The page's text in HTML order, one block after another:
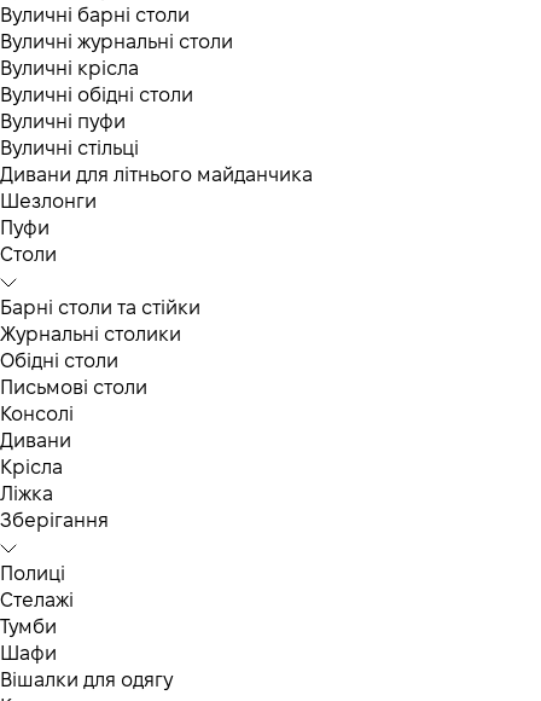
Вуличні барні столи
Вуличні журнальні столи
Вуличні крісла
Вуличні обідні столи
Вуличні пуфи
Вуличні стільці
Дивани для літнього майданчика
Шезлонги
Пуфи
Столи
Барні столи та стійки
Журнальні столики
Обідні столи
Письмові столи
Консолі
Дивани
Крісла
Ліжка
Зберігання
Полиці
Стелажі
Тумби
Шафи
Вішалки для одягу